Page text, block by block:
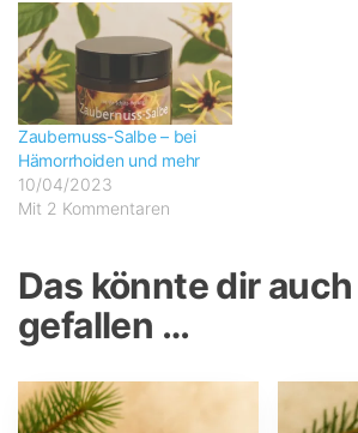
Zaubernuss-Salbe – bei
Hämorrhoiden und mehr
10/04/2023
Mit 2 Kommentaren
Das könnte dir auch
gefallen …
Produkt